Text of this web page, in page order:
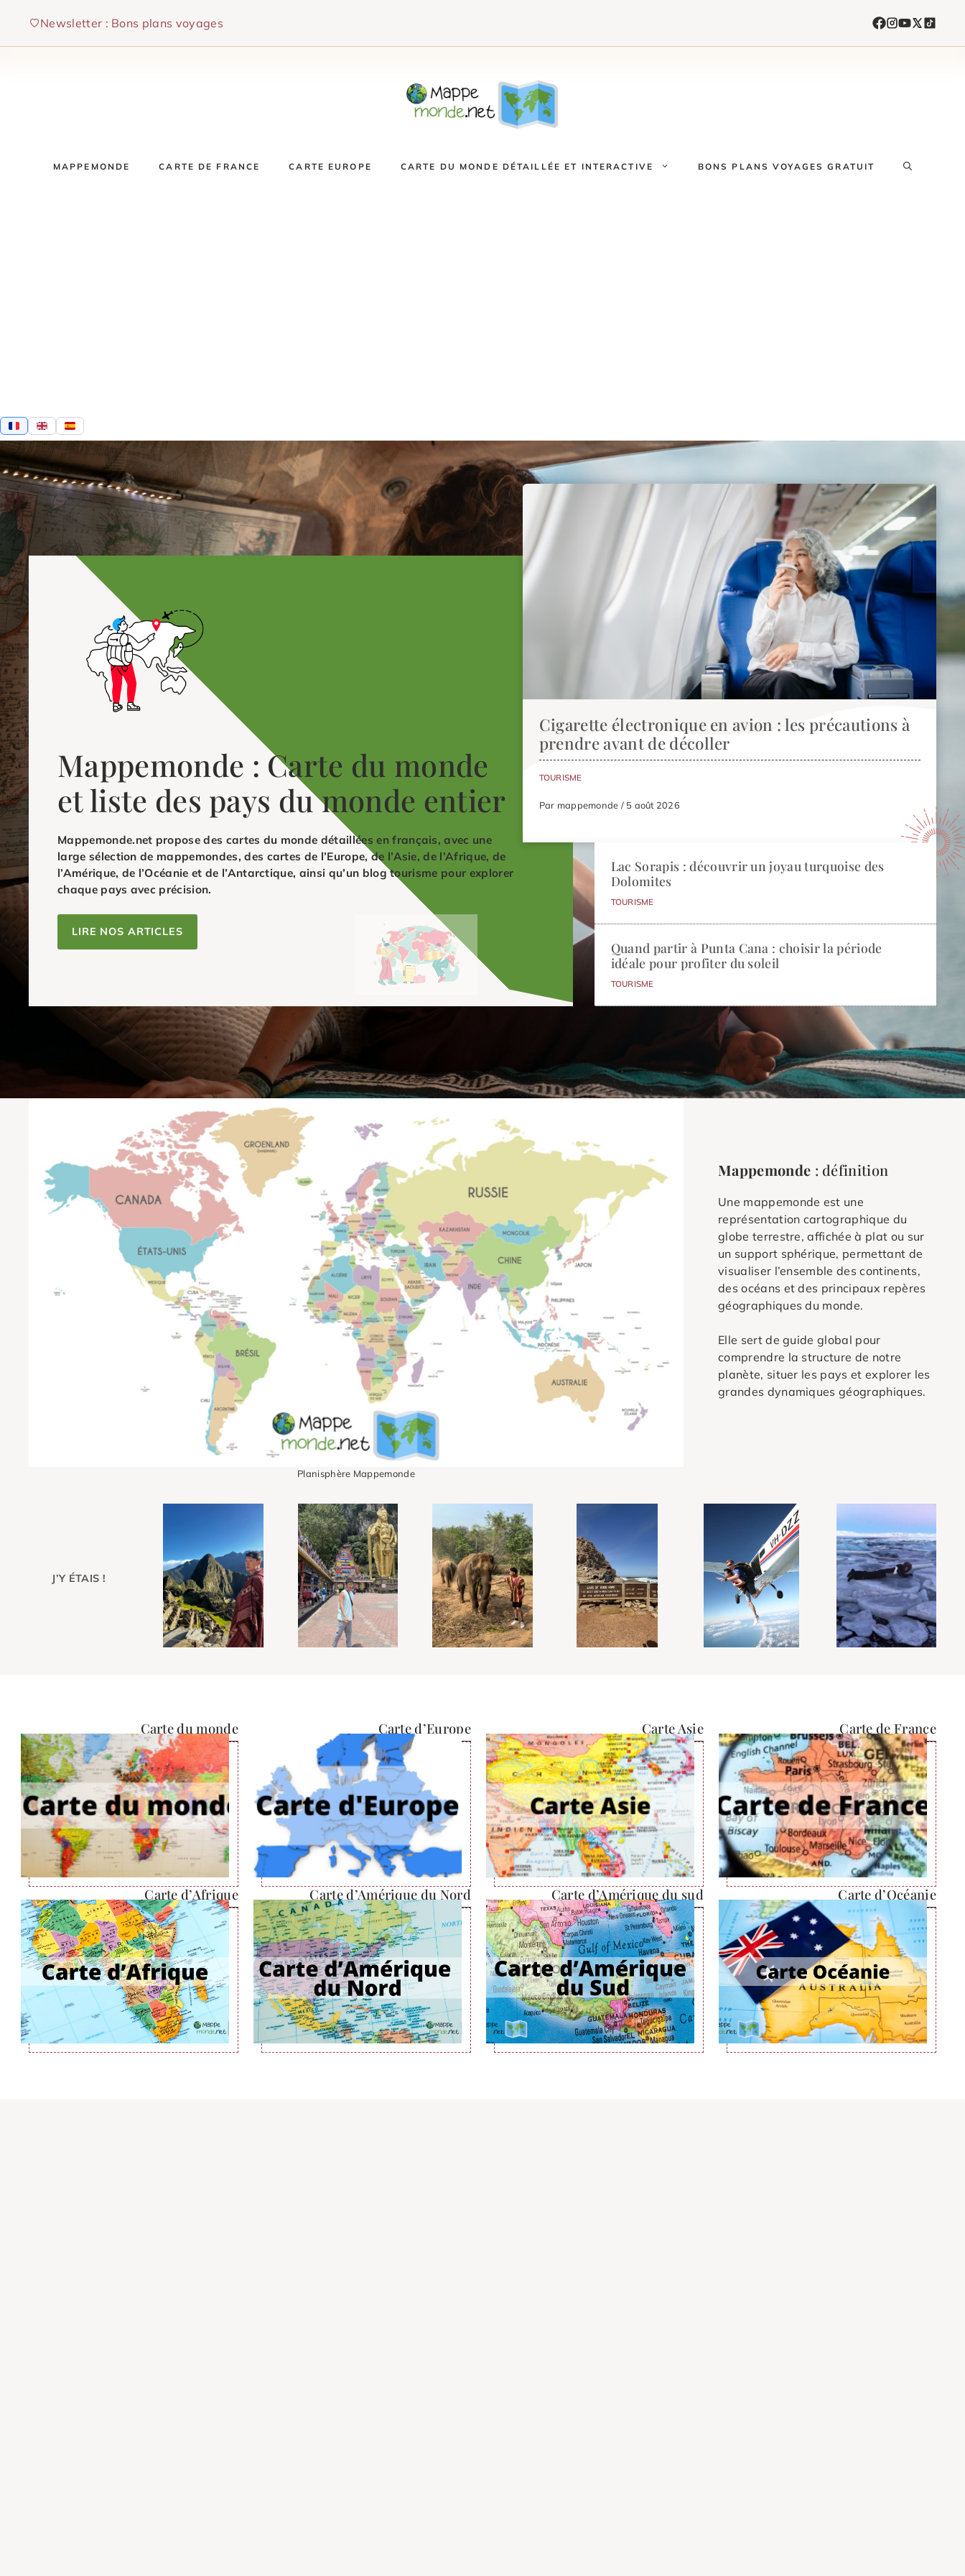
contenu
Newsletter : Bons plans voyages
MAPPEMONDE CARTE DE FRANCE CARTE EUROPE CARTE DU MONDE DÉTAILLÉE ET INTERACTIVE BONS PLANS VOYAGES GRATUIT
Mappemonde : Carte du monde
et liste des pays du monde entier
Mappemonde.net propose des cartes du monde détaillées en français, avec une
large sélection de mappemondes, des cartes de l’Europe, de l’Asie, de l’Afrique, de
l’Amérique, de l’Océanie et de l’Antarctique, ainsi qu’un blog tourisme pour explorer
chaque pays avec précision.
LIRE NOS ARTICLES
Cigarette électronique en avion : les précautions à
prendre avant de décoller
TOURISME
Par mappemonde / 5 août 2026
Lac Sorapis : découvrir un joyau turquoise des
Dolomites
TOURISME
Quand partir à Punta Cana : choisir la période
idéale pour profiter du soleil
TOURISME
Planisphère Mappemonde
Mappemonde : définition
Une mappemonde est une
représentation cartographique du
globe terrestre, affichée à plat ou sur
un support sphérique, permettant de
visualiser l’ensemble des continents,
des océans et des principaux repères
géographiques du monde.
Elle sert de guide global pour
comprendre la structure de notre
planète, situer les pays et explorer les
grandes dynamiques géographiques.
J’Y ÉTAIS !
Carte du monde Carte d’Europe Carte Asie Carte de France
Carte d’Afrique Carte d’Amérique du Nord Carte d’Amérique du sud Carte d’Océanie